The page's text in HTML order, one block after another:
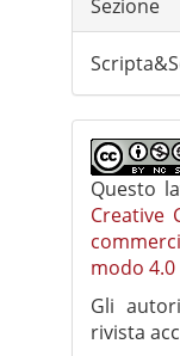
Sezione
Questo
Creative
modo
Gli
rivista